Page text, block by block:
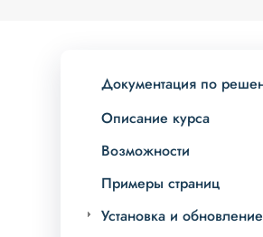
Документация по
Описание курса
Возможности
Примеры страниц
Установка и обновление